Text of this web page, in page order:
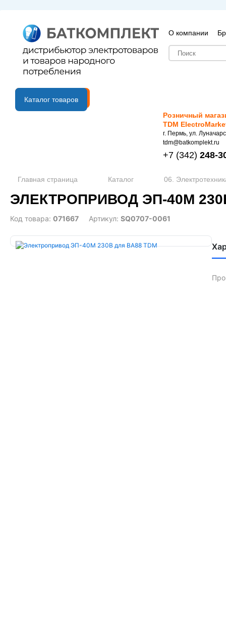
О компании
B2B портал
Каталог товаров
Розничный
TDM
г. Пермь, ул.
tdm@batkomplekt.ru
+7 (342) 248-
Главная страница Каталог 06.
ЭЛЕКТРОПРИВОД ЭП-40М
Код товара: 071667 Артикул: SQ0707-0061